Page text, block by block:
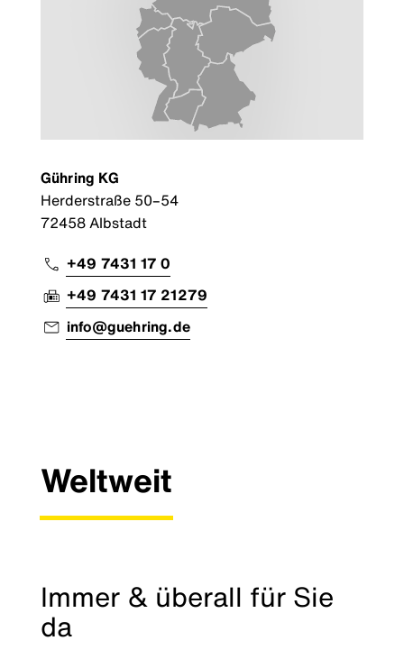
Gühring KG
Herderstraße 50–54
72458 Albstadt
+49 7431 17 0
+49 7431 17 21279
info@guehring.de
Weltweit
Immer & überall für Sie
da